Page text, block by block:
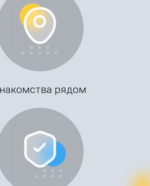
рядом